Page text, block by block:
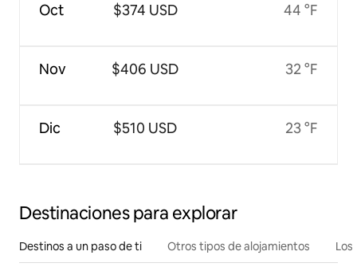
Oct
Nov
Dic
$374 USD
$406 USD
$510 USD
44 °F
32 °F
23 °F
Destinaciones para explorar
Destinos a un paso de ti Otros tipos de alojamientos